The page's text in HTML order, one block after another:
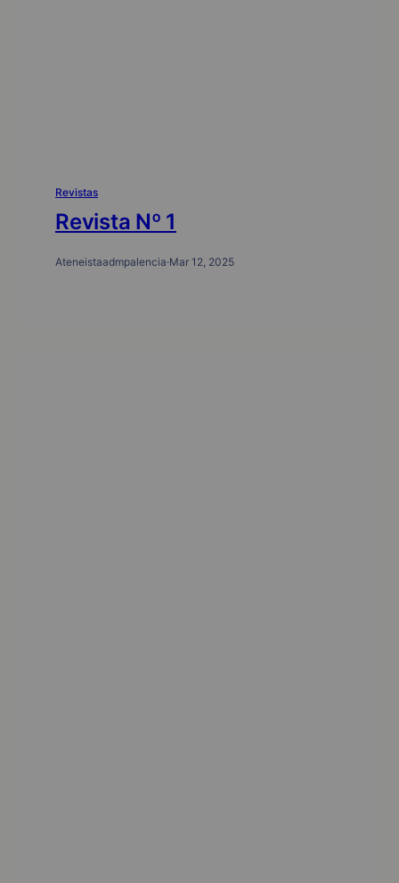
Revistas
Revista Nº 1
Ateneistaadmpalencia·Mar 12, 2025